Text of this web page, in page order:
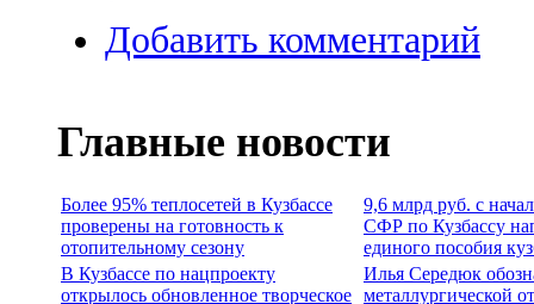
Добавить комментарий
Главные новости
Более 95% теплосетей в Кузбассе
проверены на готовность к
отопительному сезону
9,6 млрд руб. с
СФР по Кузбассу
единого пособия
В Кузбассе по нацпроекту
открылось обновленное творческое
Илья Середюк
металлургической